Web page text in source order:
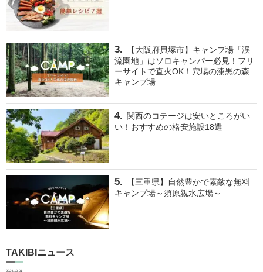
【大阪府貝塚市】キャンプ場「渓
流園地」はソロキャンパー必見！フリ
ーサイトで直火OK！穴場の漆黒の森
キャンプ場
関西のコテージは安いところがい
い！おすすめの格安施設18選
【三重県】自然豊かで素敵な無料
キャンプ場～須原親水広場～
TAKIBIニュース
2024.10.01